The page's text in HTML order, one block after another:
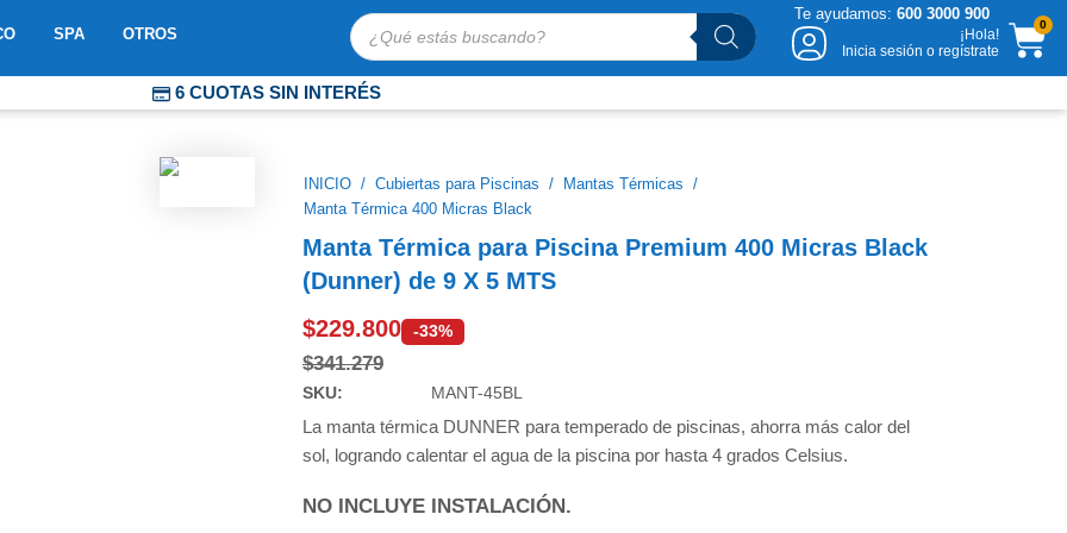
Te ayudamos: 600 3000 900
ABRIR MOSAICO
SPA ABRIR SPA
OTROS
Búsqueda
de
¡Hola!
Inicia sesión o regístrate
0
6 CUOTAS SIN INTERÉS
ENVÍOS EXPRESS A TODO CHILE
INICIO / Cubiertas para Piscinas / Mantas Térmicas /
Manta Térmica 400 Micras Black
Manta Térmica para Piscina Premium 400 Micras Black
(Dunner) de 9 X 5 MTS
$229.800 -33%
$341.279
SKU: MANT-45BL
La manta térmica DUNNER para temperado de piscinas, ahorra más calor del
sol, logrando calentar el agua de la piscina por hasta 4 grados Celsius.
NO INCLUYE INSTALACIÓN.